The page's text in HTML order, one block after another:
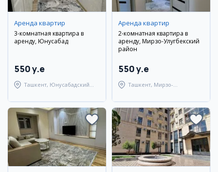
Аренда квартир
3-комнатная квартира в
аренду, Юнусабад
550 y.e
Ташкент, Юнусабадский
Аренда квартир
2-комнатная квартира в
аренду, Мирзо-Улугбекский
район
550 y.e
Ташкент, Мирзо-